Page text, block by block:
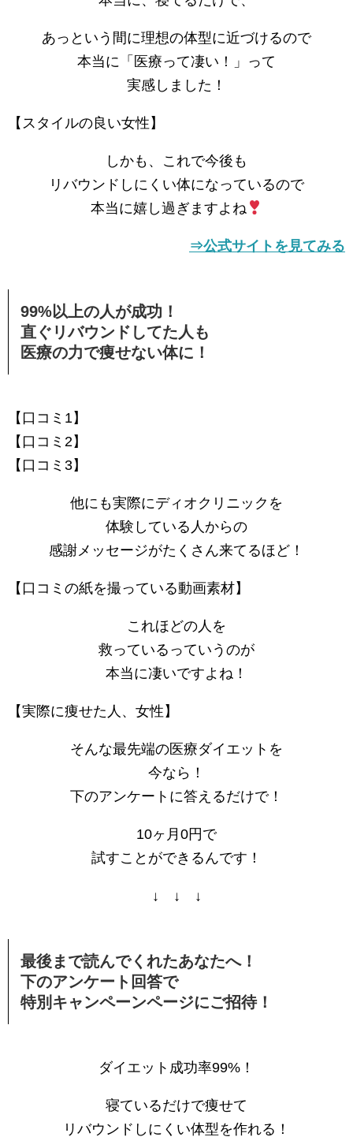
あっという間に理想の体型に近づけるので
本当に「医療って凄い！」って
実感しました！
【スタイルの良い女性】
しかも、これで今後も
リバウンドしにくい体になっているので
本当に嬉し過ぎますよね
⇒公式サイトを見てみる
99%以上の人が成功！
直ぐリバウンドしてた人も
医療の力で痩せない体に！
【口コミ1】
【口コミ2】
【口コミ3】
他にも実際にディオクリニックを
体験している人からの
感謝メッセージがたくさん来てるほど！
【口コミの紙を撮っている動画素材】
これほどの人を
救っているっていうのが
本当に凄いですよね！
【実際に痩せた人、女性】
そんな最先端の医療ダイエットを
今なら！
下のアンケートに答えるだけで！
10ヶ月0円で
試すことができるんです！
↓ ↓ ↓
最後まで読んでくれたあなたへ！
下のアンケート回答で
特別キャンペーンページにご招待！
ダイエット成功率99%！
寝ているだけで痩せて
リバウンドしにくい体型を作れる！